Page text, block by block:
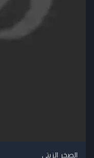
الصخر الزيتي